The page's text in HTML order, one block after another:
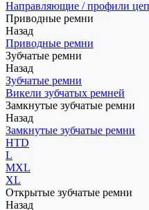
Направляющие / профили
Приводные ремни
Назад
Приводные ремни
Зубчатые ремни
Назад
Зубчатые ремни
Викели зубчатых ремней
Замкнутые зубчатые ремни
Назад
Замкнутые зубчатые ремни
HTD
L
MXL
XL
Открытые зубчатые ремни
Назад